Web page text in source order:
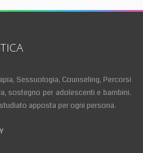
Sessuologia, Counseling, Percorsi
sostegno per adolescenti e bambini.
apposta per ogni persona.